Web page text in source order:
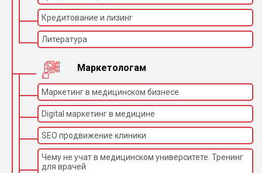
Кредитование и лизинг
Литература
Маркетологам
Маркетинг в медицинском бизнесе
Digital маркетинг в медицине
SEO продвижение клиники
Чему не учат в медицинском университете. Тренинг
для врачей